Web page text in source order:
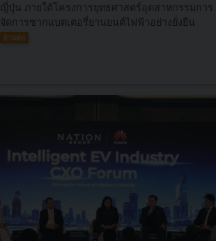
ญี่ปุ่น ภายใต้โครงการยุทธศาสตร์อุตสาหกรรมการ
จัดการซากแบตเตอรี่ยานยนต์ไฟฟ้าอย่างยั่งยืน
อ่านต่อ